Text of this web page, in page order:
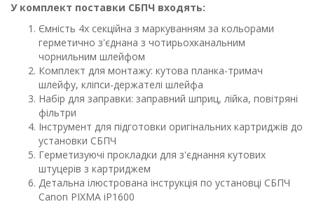
У комплект поставки СБПЧ входять:
Ємність 4х секційна з маркуванням за кольорами
герметично з'єднана з чотирьохканальним
чорнильним шлейфом
Комплект для монтажу: кутова планка-тримач
шлейфу, кліпси-держателі шлейфа
Набір для заправки: заправний шприц, лійка, повітряні
фільтри
Інструмент для підготовки оригінальних картриджів до
установки СБПЧ
Герметизуючі прокладки для з'єднання кутових
штуцерів з картриджем
Детальна ілюстрована інструкція по установці СБПЧ
Canon PIXMA iP1600